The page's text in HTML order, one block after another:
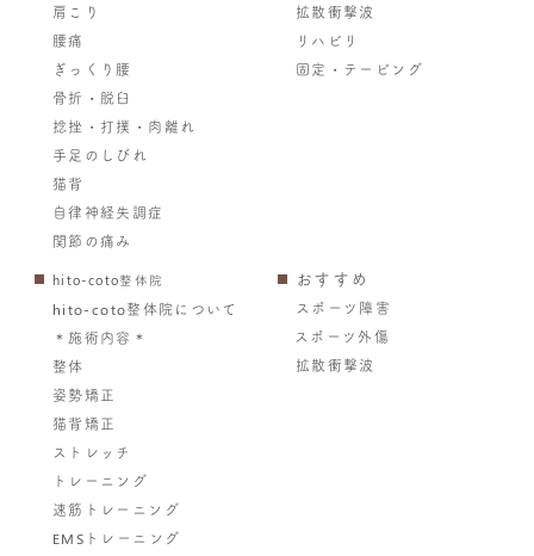
肩こり
腰痛
ぎっくり腰
骨折・脱臼
捻挫・打撲・肉離れ
手足のしびれ
猫背
自律神経失調症
関節の痛み
拡散衝撃波
リハビリ
固定・テーピング
hito-coto整体院
hito-coto整体院について
＊施術内容＊
整体
姿勢矯正
猫背矯正
ストレッチ
トレーニング
速筋トレーニング
EMSトレーニング
おすすめ
スポーツ障害
スポーツ外傷
拡散衝撃波